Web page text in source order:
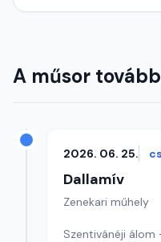
A műsor
2026. 06. 25.
Dallamív
Zenekari műhely
Szentivánéji álom